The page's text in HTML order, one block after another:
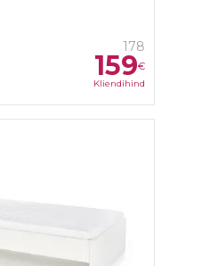
178
159€
Kliendihind